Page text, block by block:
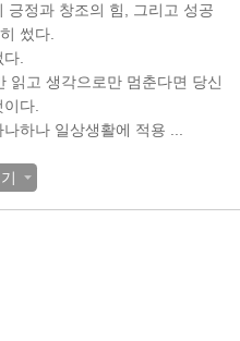
긍정과 창조의 힘, 그리고 성공
썼다.
.
읽고 생각으로만 멈춘다면 당신
다.
하나 일상생활에 적용